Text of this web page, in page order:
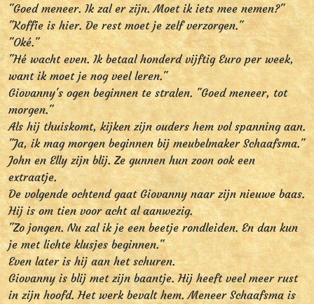
"Goed meneer. Ik zal er zijn. Moet ik iets mee nemen?"
"Koffie is hier. De rest moet je zelf verzorgen."
"Oké."
"Hé wacht even. Ik betaal honderd vijftig Euro per week,
want ik moet je nog veel leren."
Giovanny's ogen beginnen te stralen. "Goed meneer, tot
morgen."
Als hij thuiskomt, kijken zijn ouders hem vol spanning aan.
"Ja, ik mag morgen beginnen bij meubelmaker Schaafsma."
John en Elly zijn blij. Ze gunnen hun zoon ook een
extraatje.
De volgende ochtend gaat Giovanny naar zijn nieuwe baas.
Hij is om tien voor acht al aanwezig.
"Zo jongen. Nu zal ik je een beetje rondleiden. En dan kun
je met lichte klusjes beginnen."
Even later is hij aan het schuren.
Giovanny is blij met zijn baantje. Hij heeft veel meer rust
in zijn hoofd. Het werk bevalt hem. Meneer Schaafsma is